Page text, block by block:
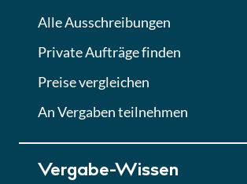
Lektion 6
Abgabe von Angeboten
Lektion
Lektion 7
Finales Quiz
Alle Ausschreibungen
Private Aufträge finden
Preise vergleichen
An Vergaben teilnehmen
Vergabe-Wissen